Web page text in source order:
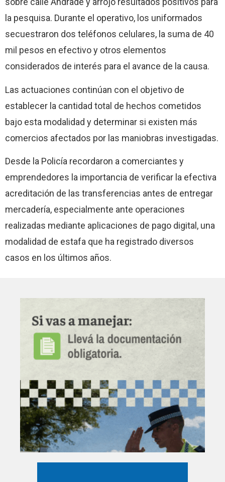
la pesquisa. Durante el operativo, los uniformados
secuestraron dos teléfonos celulares, la suma de 40
mil pesos en efectivo y otros elementos
considerados de interés para el avance de la causa.
Las actuaciones continúan con el objetivo de
establecer la cantidad total de hechos cometidos
bajo esta modalidad y determinar si existen más
comercios afectados por las maniobras investigadas.
Desde la Policía recordaron a comerciantes y
emprendedores la importancia de verificar la efectiva
acreditación de las transferencias antes de entregar
mercadería, especialmente ante operaciones
realizadas mediante aplicaciones de pago digital, una
modalidad de estafa que ha registrado diversos
casos en los últimos años.